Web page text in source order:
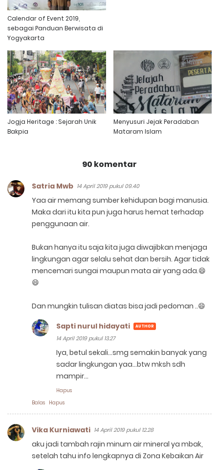
Calendar of Event 2019,
sebagai Panduan Berwisata di
Yogyakarta
Jogja Heritage : Sejarah Unik
Bakpia
Menyusuri Jejak Peradaban
Mataram Islam
90 komentar
Satria Mwb 14 April 2019 pukul 09.40
Yaa air memang sumber kehidupan bagi manusia.
Maka dari itu kita pun juga harus hemat terhadap
penggunaan air.
Bukan hanya itu saja kita juga diwajibkan menjaga
lingkungan agar selalu sehat dan bersih. Agar tidak
mencemari sungai maupun mata air yang ada.😄
😄
Dan mungkin tulisan diatas bisa jadi pedoman ..😄
Balas Hapus
Sapti nurul hidayati
14 April 2019 pukul 13.27
Iya, betul sekali...smg semakin banyak yang
sadar lingkungan yaa...btw mksh sdh
mampir...
Hapus
Vika Kurniawati 14 April 2019 pukul 12.28
aku jadi tambah rajin minum air mineral ya mbak,
setelah tahu info lengkapnya di Zona Kebaikan Air